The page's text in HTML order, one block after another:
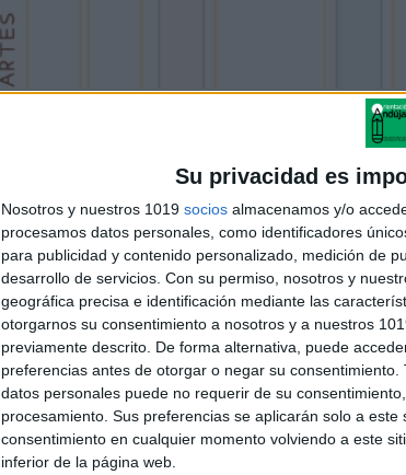
Su privacidad es
Nosotros y nuestros 1019 socios almacenamos y/o
procesamos datos personales, como identificadores
para publicidad y contenido personalizado, medición de
desarrollo de servicios. Con su permiso, nosotros y
geográfica precisa e identificación mediante las
otorgarnos su consentimiento a nosotros y a nuestros
previamente descrito. De forma alternativa, puede
preferencias antes de otorgar o negar su consentimiento.
datos personales puede no requerir de su
procesamiento. Sus preferencias se aplicarán solo a
consentimiento en cualquier momento volviendo a este
inferior de la página web.